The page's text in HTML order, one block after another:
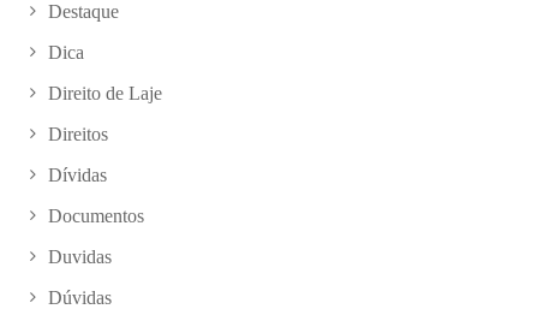
Destaque
Dica
Direito de Laje
Direitos
Dívidas
Documentos
Duvidas
Dúvidas